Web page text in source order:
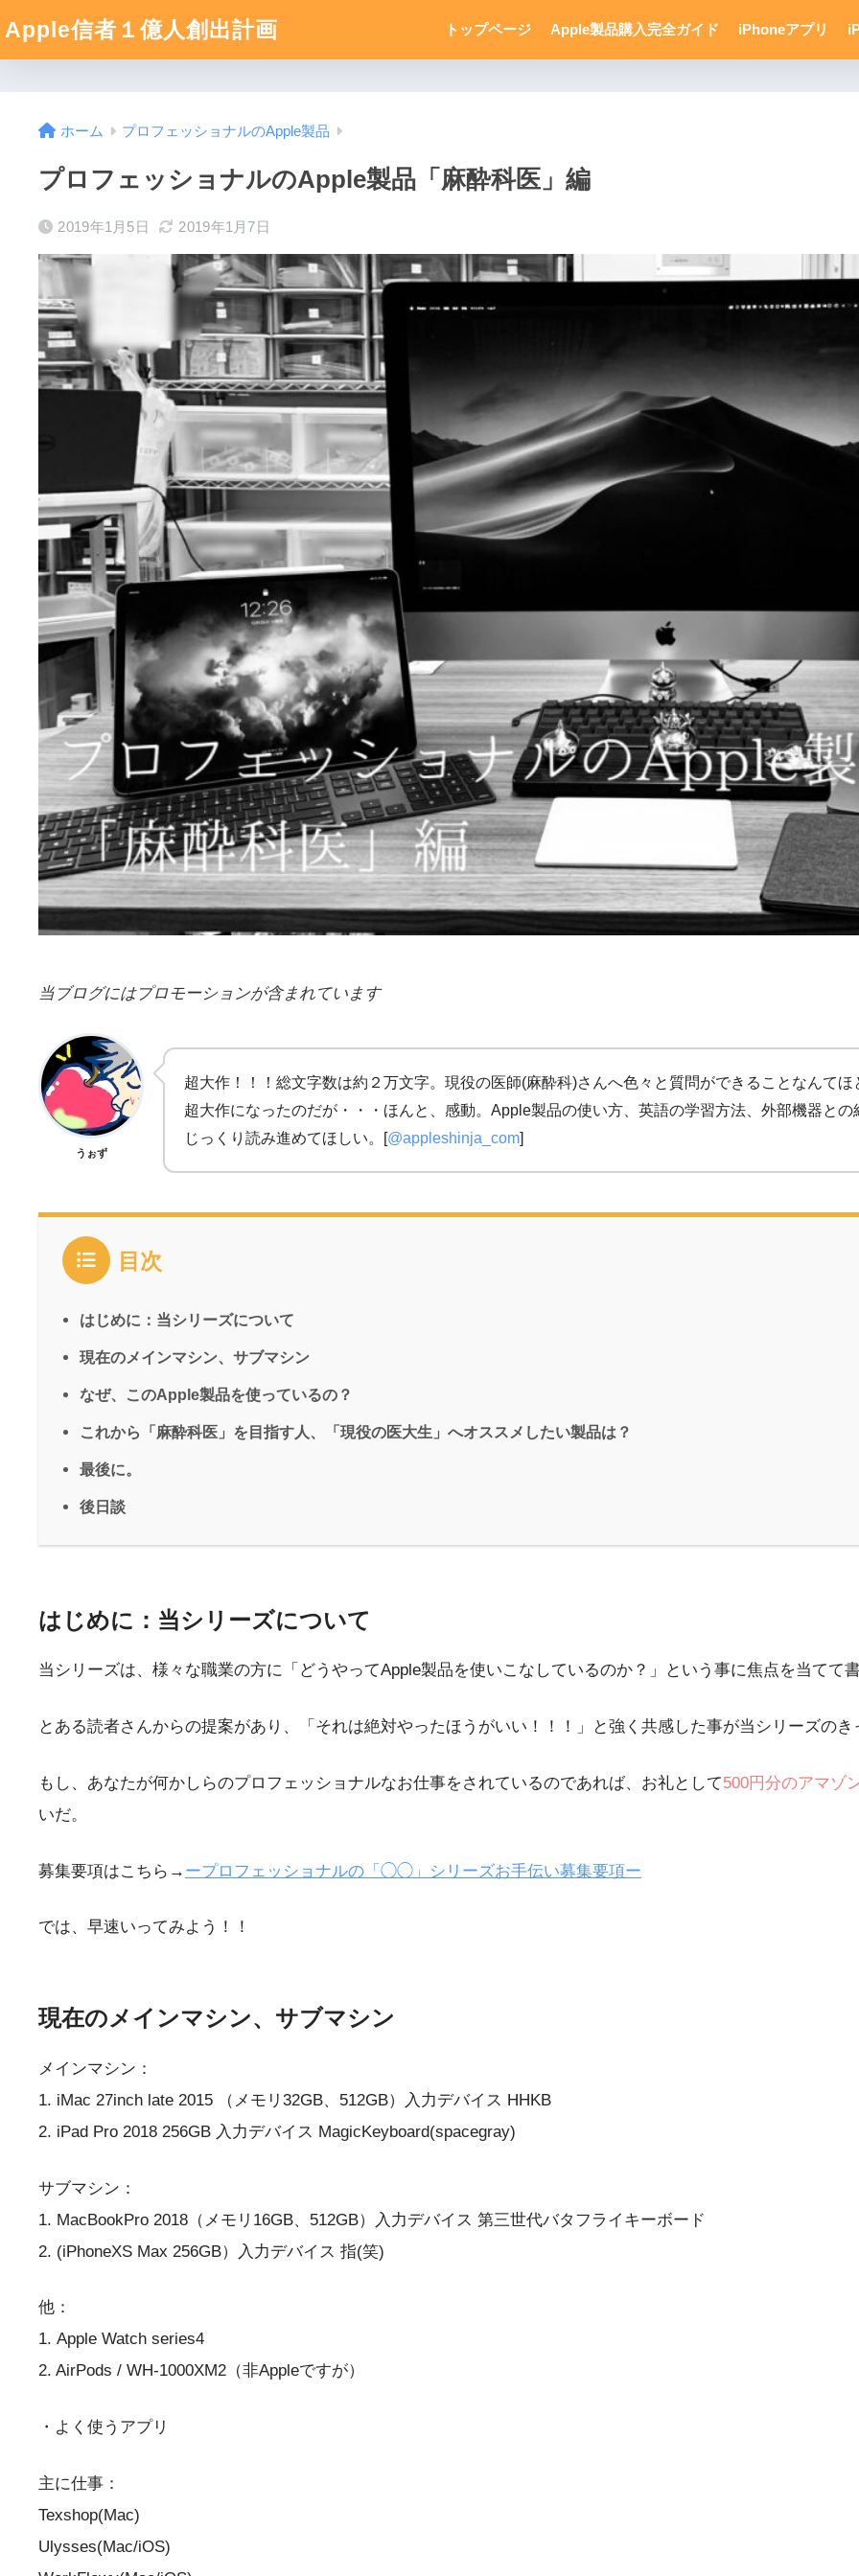
Apple信者１億人創出計画 トップページ Apple製品購入完全ガイド iPhoneアプリ
ホーム プロフェッショナルのApple製品
プロフェッショナルのApple製品「麻酔科医」編
2019年1月5日 2019年1月7日
当ブログにはプロモーションが含まれています
うぉず
超大作！！！総文字数は約２万文字。現役の医師(麻酔科)さんへ色々と質問ができることなんて
超大作になったのだが・・・ほんと、感動。Apple製品の使い方、英語の学習方法、外部機器と
じっくり読み進めてほしい。[@appleshinja_com]
目次
はじめに：当シリーズについて
現在のメインマシン、サブマシン
なぜ、このApple製品を使っているの？
これから「麻酔科医」を目指す人、「現役の医大生」へオススメしたい製品は？
最後に。
後日談
はじめに：当シリーズについて
当シリーズは、様々な職業の方に「どうやってApple製品を使いこなしているのか？」という事に焦点を当てて
とある読者さんからの提案があり、「それは絶対やったほうがいい！！！」と強く共感した事が当シリーズのき
もし、あなたが何かしらのプロフェッショナルなお仕事をされているのであれば、お礼として500円分のアマゾ
いだ。
募集要項はこちら→ ープロフェッショナルの「◯◯」シリーズお手伝い募集要項ー
では、早速いってみよう！！
現在のメインマシン、サブマシン
メインマシン：
1. iMac 27inch late 2015 （メモリ32GB、512GB）入力デバイス HHKB
2. iPad Pro 2018 256GB 入力デバイス MagicKeyboard(spacegray)
サブマシン：
1. MacBookPro 2018（メモリ16GB、512GB）入力デバイス 第三世代バタフライキーボード
2. (iPhoneXS Max 256GB）入力デバイス 指(笑)
他：
1. Apple Watch series4
2. AirPods / WH-1000XM2（非Appleですが）
・よく使うアプリ
主に仕事：
Texshop(Mac)
Ulysses(Mac/iOS)